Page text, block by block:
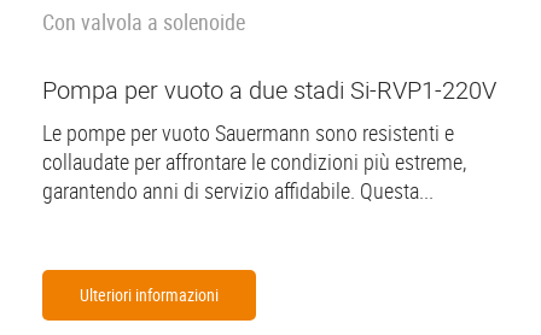
Con valvola a solenoide
Pompa per vuoto a due stadi Si-RVP1-220V
Le pompe per vuoto Sauermann sono resistenti e
collaudate per affrontare le condizioni più estreme,
garantendo anni di servizio affidabile. Questa...
Ulteriori informazioni